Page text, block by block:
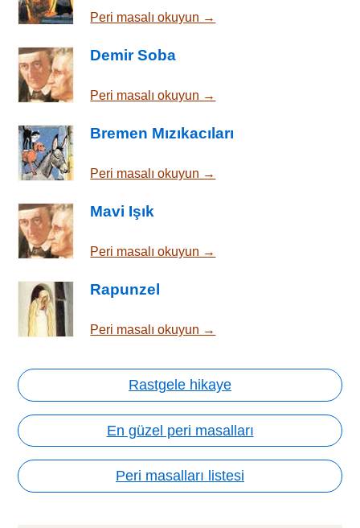
Peri masalı okuyun →
Demir Soba
Peri masalı okuyun →
Bremen Mızıkacıları
Peri masalı okuyun →
Mavi Işık
Peri masalı okuyun →
Rapunzel
Peri masalı okuyun →
Rastgele hikaye
En güzel peri masalları
Peri masalları listesi